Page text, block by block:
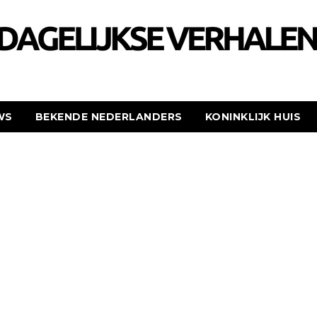
BEKENDE NEDERLANDERS KONINKLIJK HUIS